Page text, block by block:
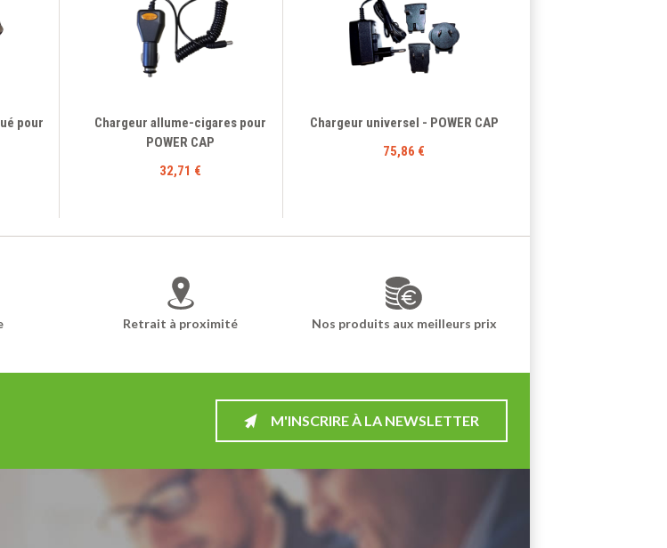
pour
Chargeur allume-cigares pour
POWER CAP
32,71 €
Ajouter au panier
Chargeur universel - POWER CAP
75,86 €
Ajouter au panier
Retrait à proximité Nos produits aux meilleurs prix
M'INSCRIRE À LA NEWSLETTER